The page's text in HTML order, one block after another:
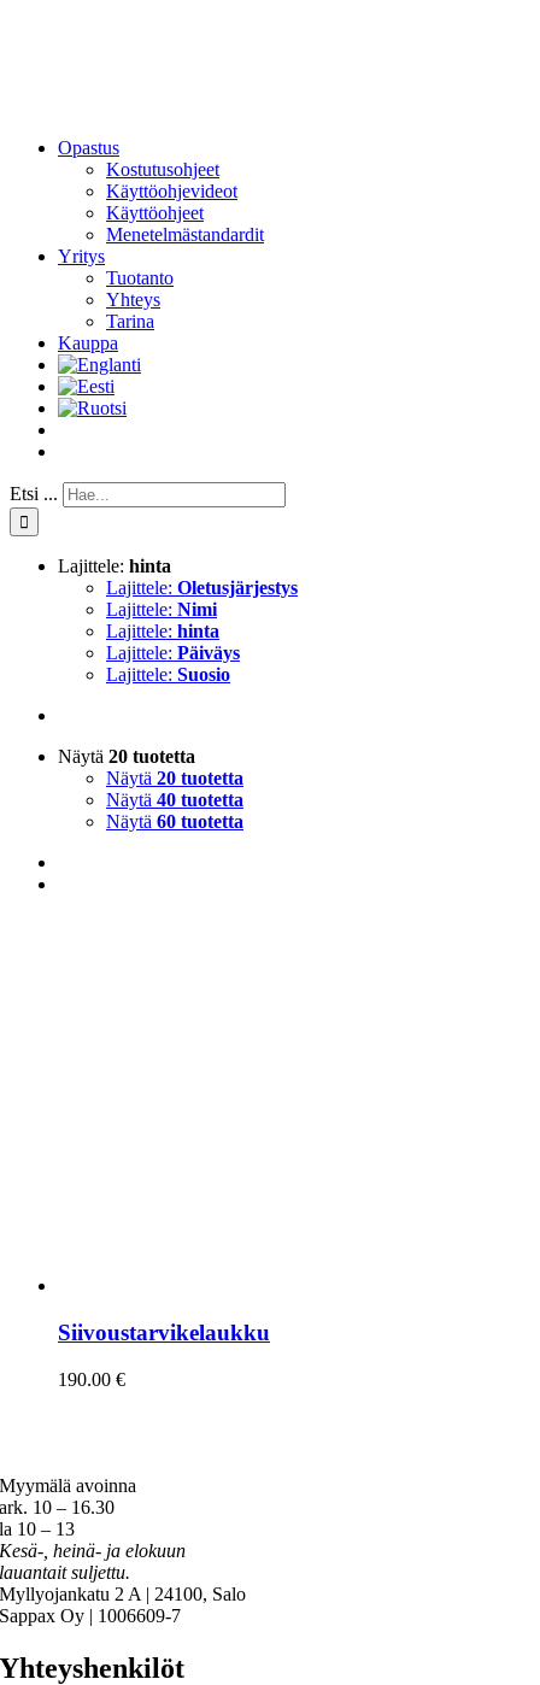
Opastus
Kostutusohjeet
Käyttöohjevideot
Käyttöohjeet
Menetelmästandardit
Yritys
Tuotanto
Yhteys
Tarina
Kauppa
Etsi ...
Lajittele: hinta
Lajittele: Oletusjärjestys
Lajittele: Nimi
Lajittele: hinta
Lajittele: Päiväys
Lajittele: Suosio
Näytä 20 tuotetta
Näytä 20 tuotetta
Näytä 40 tuotetta
Näytä 60 tuotetta
Siivoustarvikelaukku
190.00 €
Myymälä avoinna
ark. 10 – 16.30
la 10 – 13
Kesä-, heinä- ja elokuun
lauantait suljettu.
Myllyojankatu 2 A | 24100, Salo
Sappax Oy | 1006609-7
Yhteyshenkilöt